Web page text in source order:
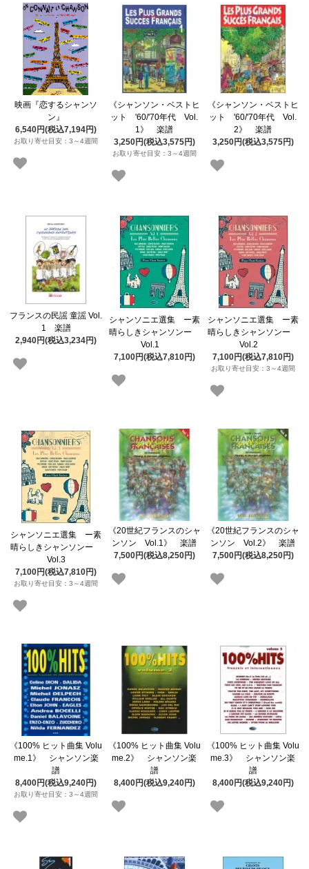
映画『恋するシャンソ
ン』
6,540円(税込7,194円)
お取り寄せ目安：3～4週間
《シャンソン・ベストヒ
ット '60/'70年代 Vol.
1》 楽譜
3,250円(税込3,575円)
お取り寄せ目安：3～4週間
《シャンソン・ベストヒ
ット '60/'70年代 Vol.
2》 楽譜
3,250円(税込3,575円)
フランスの民謡 童謡 Vol.
1 楽譜
2,940円(税込3,234円)
シャンソニエ選集 ー素
晴らしきシャンソンー
Vol.1
7,100円(税込7,810円)
シャンソニエ選集 ー素
晴らしきシャンソンー
Vol.2
7,100円(税込7,810円)
お取り寄せ目安：3～4週間
シャンソニエ選集 ー素
晴らしきシャンソンー
Vol.3
7,100円(税込7,810円)
お取り寄せ目安：3～4週間
《20世紀フランスのシャ
ンソン Vol.1》 楽譜
7,500円(税込8,250円)
《20世紀フランスのシャ
ンソン Vol.2》 楽譜
7,500円(税込8,250円)
《100% ヒット曲集 Volu
me.1》 シャンソン楽
譜
8,400円(税込9,240円)
お取り寄せ目安：3～4週間
《100% ヒット曲集 Volu
me.2》 シャンソン楽
譜
8,400円(税込9,240円)
《100% ヒット曲集 Volu
me.3》 シャンソン楽
譜
8,400円(税込9,240円)